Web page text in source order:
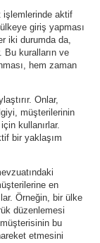
işlemlerinde aktif
giriş yapması
iki durumda da,
Bu kuralların ve
hem zaman
Onlar,
müşterilerinin
kullanırlar.
bir yaklaşım
en
Örneğin, bir ülke
düzenlemesi
bu
etmesini